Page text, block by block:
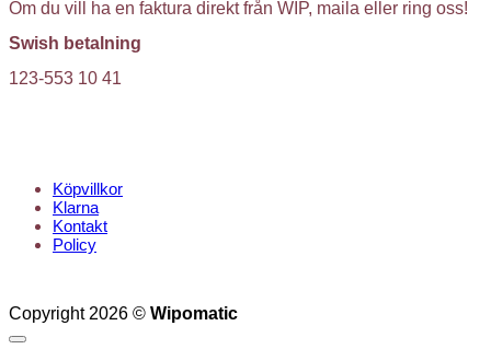
Om du vill ha en faktura direkt från WIP, maila eller ring oss!
Swish betalning
123-553 10 41
Köpvillkor
Klarna
Kontakt
Policy
Copyright 2026 © Wipomatic